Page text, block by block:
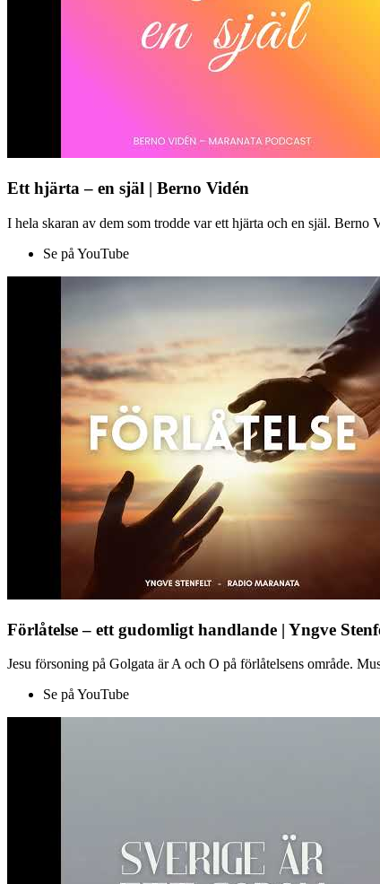
Ett hjärta – en själ | Berno Vidén
I hela skaran av dem som trodde var ett hjärta och en själ.
Se på YouTube
Förlåtelse – ett gudomligt handlande | Yngve
Jesu försoning på Golgata är A och O på förlåtelsens område.
Se på YouTube